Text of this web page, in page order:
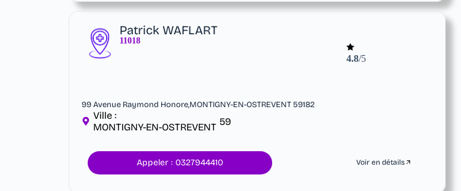
Patrick WAFLART
11018
4.8/5
99 Avenue Raymond Honore,MONTIGNY-EN-OSTREVENT 59182
Ville :
MONTIGNY-EN-OSTREVENT 59
Appeler : 0327944410 Voir en détails